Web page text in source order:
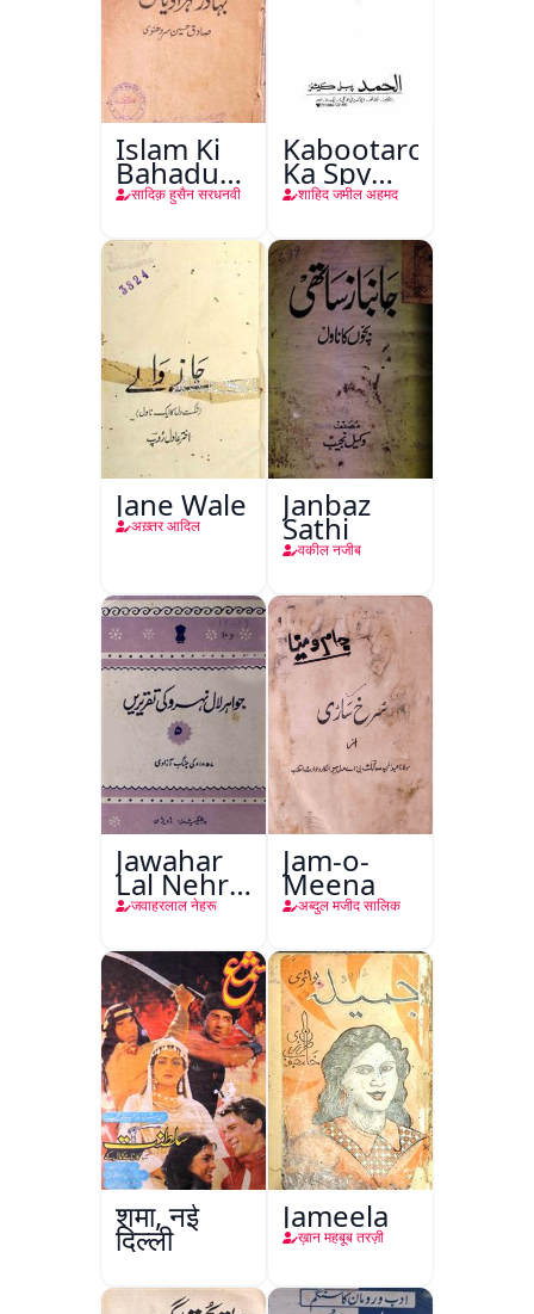
Islam Ki
Bahadur
Shahzadiyan
सादिक़ हुसैन सरधनवी
Kabootaron
Ka Spy
Plan
शाहिद जमील अहमद
Jane Wale
अख़्तर आदिल
Janbaz
Sathi
वकील नजीब
Jawahar
Lal Nehru
Ki
(Jang-e-
Azadi)
जवाहरलाल नेहरू
Jam-o-
Meena
अब्दुल मजीद सालिक
शमा, नई
दिल्ली
Jameela
ख़ान महबूब तरज़ी